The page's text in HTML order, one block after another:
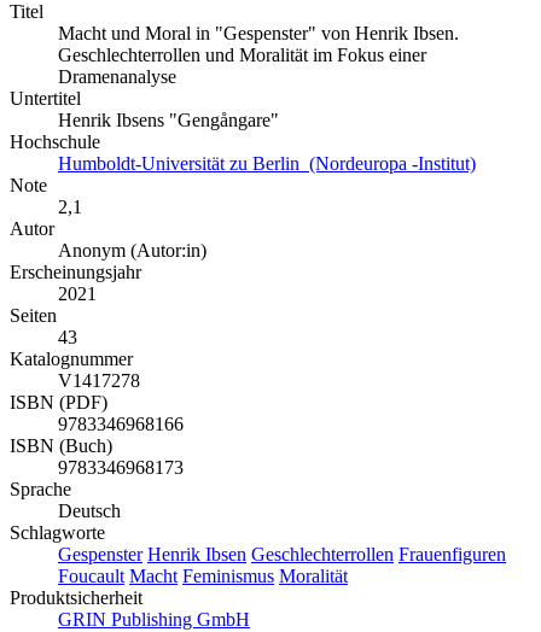
Titel
Macht und Moral in "Gespenster" von Henrik Ibsen.
Geschlechterrollen und Moralität im Fokus einer
Dramenanalyse
Untertitel
Henrik Ibsens "Gengångare"
Hochschule
Humboldt-Universität zu Berlin (Nordeuropa -Institut)
Note
2,1
Autor
Anonym (Autor:in)
Erscheinungsjahr
2021
Seiten
43
Katalognummer
V1417278
ISBN (PDF)
9783346968166
ISBN (Buch)
9783346968173
Sprache
Deutsch
Schlagworte
Gespenster Henrik Ibsen Geschlechterrollen Frauenfiguren
Foucault Macht Feminismus Moralität
Produktsicherheit
GRIN Publishing GmbH